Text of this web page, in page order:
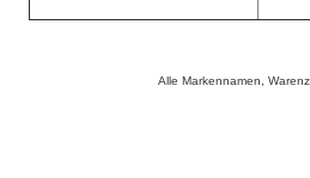
Alle Markennamen,